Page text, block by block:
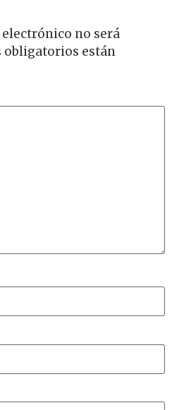
no será
obligatorios están